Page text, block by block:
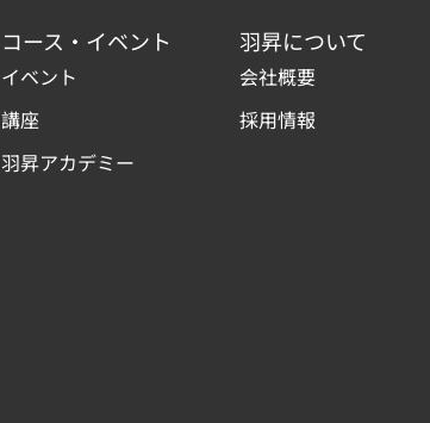
コース・イベント
イベント
講座
羽昇アカデミー
羽昇について
会社概要
採用情報